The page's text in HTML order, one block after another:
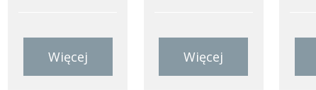
Więcej Więcej